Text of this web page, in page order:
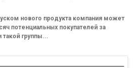
нового продукта компания может
потенциальных покупателей за
такой группы...